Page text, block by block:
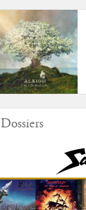
Dossiers